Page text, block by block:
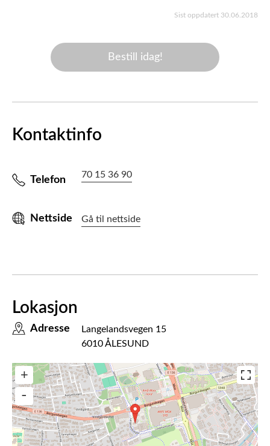
Sist oppdatert 30.06.2018
Bestill idag!
Kontaktinfo
Telefon 70 15 36 90
Nettside Gå til nettside
Lokasjon
Adresse
Langelandsvegen 15
6010 ÅLESUND